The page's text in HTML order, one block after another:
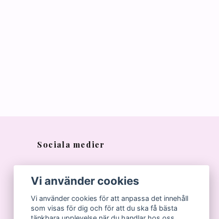
Sociala medier
Vi använder cookies
Vi använder cookies för att anpassa det innehåll
som visas för dig och för att du ska få bästa